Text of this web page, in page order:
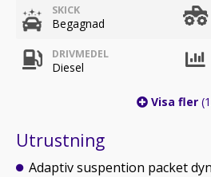
SKICK
Begagnad
DRIVMEDEL
Diesel
Visa fler
Utrustning
Adaptiv suspention packet